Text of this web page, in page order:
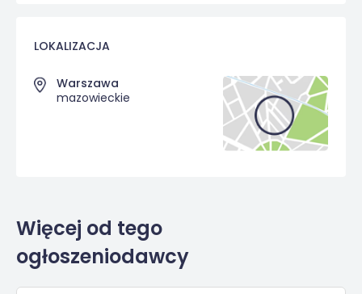
LOKALIZACJA
Warszawa
mazowieckie
Więcej od tego
ogłoszeniodawcy